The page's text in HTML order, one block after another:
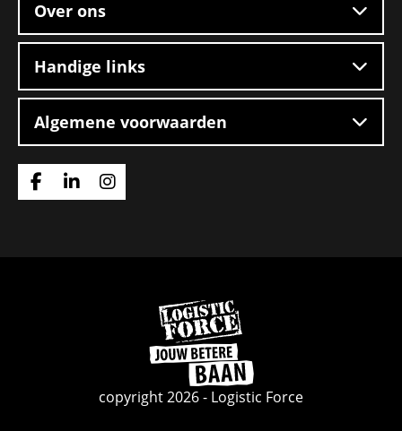
Over ons
Handige links
Algemene voorwaarden
Ga
Ga
Ga
Ga
naar
de
homepage
copyright 2026 - Logistic Force